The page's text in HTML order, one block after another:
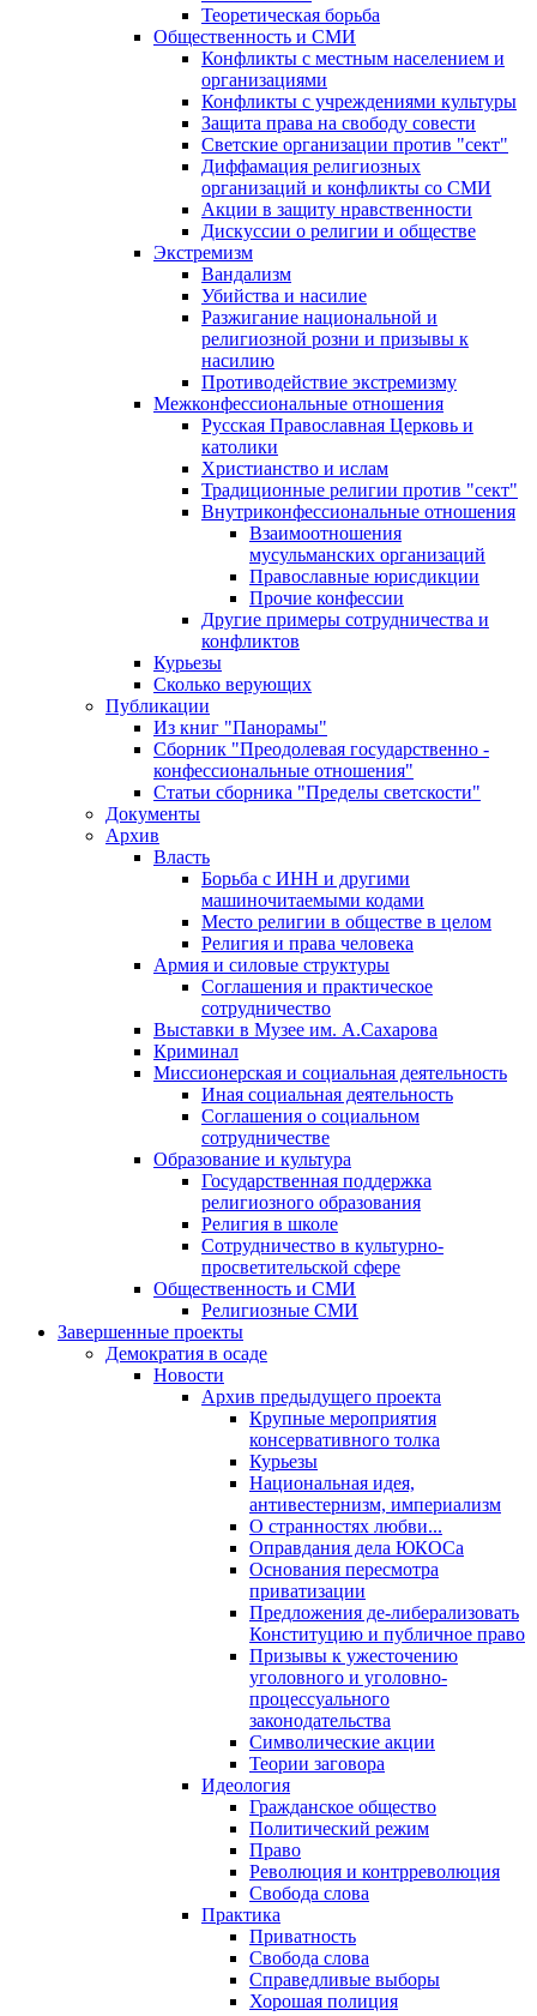
Теоретическая борьба
Общественность и СМИ
Конфликты с местным населением и
организациями
Конфликты с учреждениями культуры
Защита права на свободу совести
Светские организации против "сект"
Диффамация религиозных
организаций и конфликты со СМИ
Акции в защиту нравственности
Дискуссии о религии и обществе
Экстремизм
Вандализм
Убийства и насилие
Разжигание национальной и
религиозной розни и призывы к
насилию
Противодействие экстремизму
Межконфессиональные отношения
Русская Православная Церковь и
католики
Христианство и ислам
Традиционные религии против "сект"
Внутриконфессиональные отношения
Взаимоотношения
мусульманских организаций
Православные юрисдикции
Прочие конфессии
Другие примеры сотрудничества и
конфликтов
Курьезы
Сколько верующих
Публикации
Из книг "Панорамы"
Сборник "Преодолевая государственно -
конфессиональные отношения"
Статьи сборника "Пределы светскости"
Документы
Архив
Власть
Борьба с ИНН и другими
машиночитаемыми кодами
Место религии в обществе в целом
Религия и права человека
Армия и силовые структуры
Соглашения и практическое
сотрудничество
Выставки в Музее им. А.Сахарова
Криминал
Миссионерская и социальная деятельность
Иная социальная деятельность
Соглашения о социальном
сотрудничестве
Образование и культура
Государственная поддержка
религиозного образования
Религия в школе
Сотрудничество в культурно-
просветительской сфере
Общественность и СМИ
Религиозные СМИ
Завершенные проекты
Демократия в осаде
Новости
Архив предыдущего проекта
Крупные мероприятия
консервативного толка
Курьезы
Национальная идея,
антивестернизм, империализм
О странностях любви...
Оправдания дела ЮКОСа
Основания пересмотра
приватизации
Предложения де-либерализовать
Конституцию и публичное право
Призывы к ужесточению
уголовного и уголовно-
процессуального
законодательства
Символические акции
Теории заговора
Идеология
Гражданское общество
Политический режим
Право
Революция и контрреволюция
Свобода слова
Практика
Приватность
Свобода слова
Справедливые выборы
Хорошая полиция